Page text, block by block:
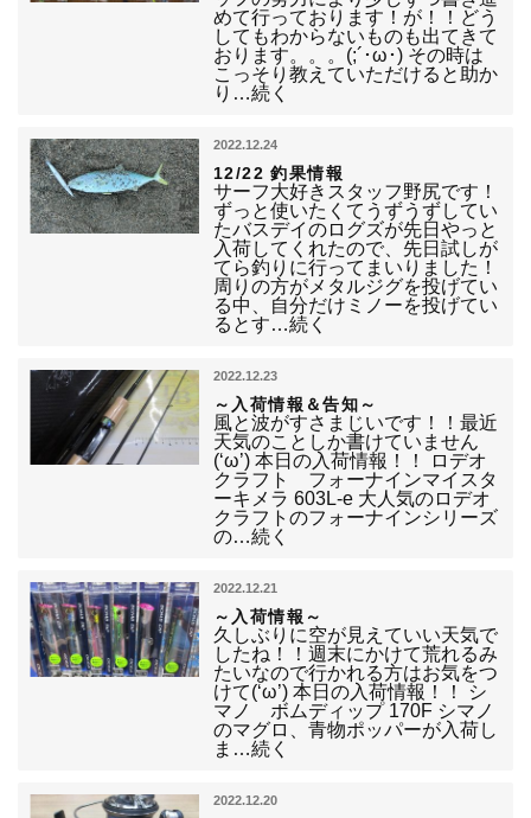
めて行っております！が！！どう
してもわからないものも出てきて
おります。。。(;´･ω･) その時は
こっそり教えていただけると助か
り…続く
2022.12.24
12/22 釣果情報
サーフ大好きスタッフ野尻です！
ずっと使いたくてうずうずしてい
たバスデイのログズが先日やっと
入荷してくれたので、先日試しが
てら釣りに行ってまいりました！
周りの方がメタルジグを投げてい
る中、自分だけミノーを投げてい
るとす…続く
2022.12.23
～入荷情報＆告知～
風と波がすさまじいです！！最近
天気のことしか書けていません
(‘ω’) 本日の入荷情報！！ ロデオ
クラフト フォーナインマイスタ
ーキメラ 603L-e 大人気のロデオ
クラフトのフォーナインシリーズ
の…続く
2022.12.21
～入荷情報～
久しぶりに空が見えていい天気で
したね！！週末にかけて荒れるみ
たいなので行かれる方はお気をつ
けて(‘ω’) 本日の入荷情報！！ シ
マノ ボムディップ 170F シマノ
のマグロ、青物ポッパーが入荷し
ま…続く
2022.12.20